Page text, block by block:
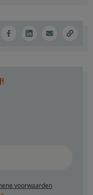
voorwaarden